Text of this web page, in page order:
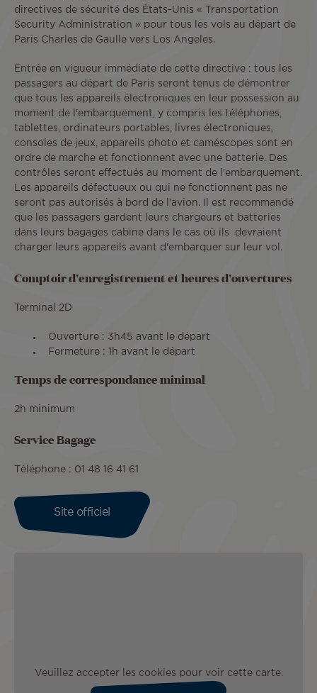
directives de sécurité des États-Unis « Transportation
Security Administration » pour tous les vols au départ de
Paris Charles de Gaulle vers Los Angeles.
Entrée en vigueur immédiate de cette directive : tous les
passagers au départ de Paris seront tenus de démontrer
que tous les appareils électroniques en leur possession au
moment de l'embarquement, y compris les téléphones,
tablettes, ordinateurs portables, livres électroniques,
consoles de jeux, appareils photo et caméscopes sont en
ordre de marche et fonctionnent avec une batterie. Des
contrôles seront effectués au moment de l'embarquement.
Les appareils défectueux ou qui ne fonctionnent pas ne
seront pas autorisés à bord de l'avion. Il est recommandé
que les passagers gardent leurs chargeurs et batteries
dans leurs bagages cabine dans le cas où ils devraient
charger leurs appareils avant d'embarquer sur leur vol.
Comptoir d'enregistrement et heures d'ouvertures
Terminal 2D
Ouverture : 3h45 avant le départ
Fermeture : 1h avant le départ
Temps de correspondance minimal
2h minimum
Service Bagage
Téléphone : 01 48 16 41 61
Site officiel
Veuillez accepter les cookies pour voir cette carte.